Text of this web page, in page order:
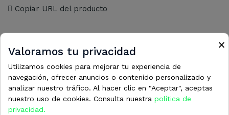
Copiar URL del producto
16 otros productos en la misma
categoría:
×
Valoramos tu privacidad
Utilizamos cookies para mejorar tu experiencia de
navegación, ofrecer anuncios o contenido personalizado y
analizar nuestro tráfico. Al hacer clic en "Aceptar", aceptas
nuestro uso de cookies. Consulta nuestra política de
privacidad.